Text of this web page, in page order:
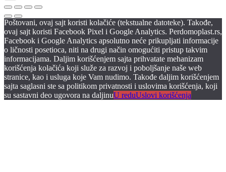
Poštovani, ovaj sajt koristi kolačiće (tekstualne datoteke). Takođe,
ovaj sajt koristi Facebook Pixel i Google Analytics. Perdomoplast.rs,
Facebook i Google Analytics apsolutno neće prikupljati informacije
o ličnosti posetioca, niti na drugi način omogućiti pristup takvim
informacijama. Daljim korišćenjem sajta prihvatate mehanizam
korišćenja kolačića koji služe za razvoj i poboljšanje naše web
stranice, kao i usluga koje Vam nudimo. Takođe daljim korišćenjem
sajta saglasni ste sa politikom privatnosti i uslovima korišćenja, koji
su sastavni deo ugovora na daljinuU reduUslovi korišćenja